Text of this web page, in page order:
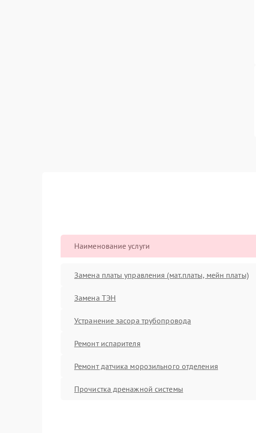
Наименование услуги
Замена платы управления (мат.платы, мейн платы)
Замена ТЭН
Устранение засора трубопровода
Ремонт испарителя
Ремонт датчика морозильного отделения
Прочистка дренажной системы